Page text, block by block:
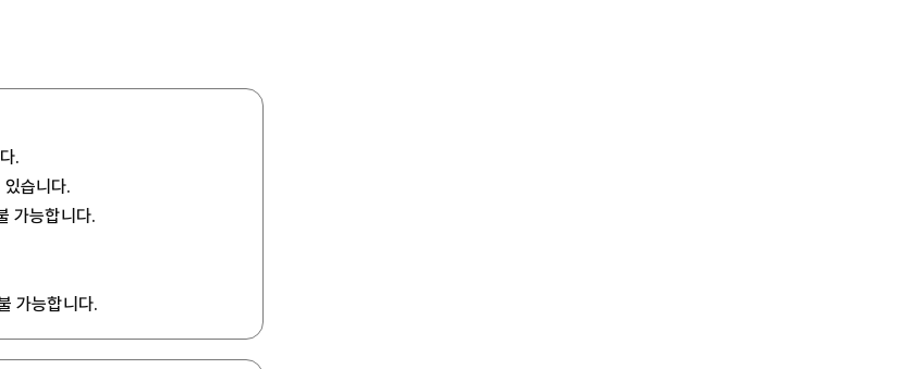
.
있습니다.
가능합니다.
가능합니다.